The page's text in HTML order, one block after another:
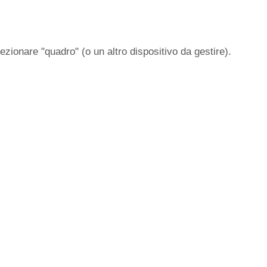
"quadro" (o un altro dispositivo da gestire).